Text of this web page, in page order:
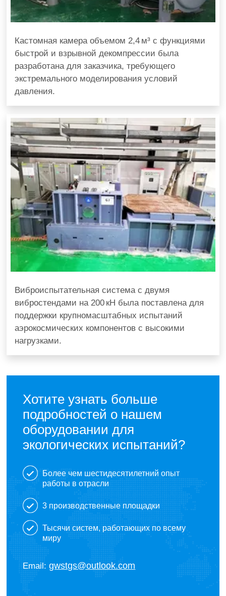
Кастомная камера объемом 2,4 м³ с функциями
быстрой и взрывной декомпрессии была
разработана для заказчика, требующего
экстремального моделирования условий
давления.
Виброиспытательная система с двумя
вибростендами на 200 кН была поставлена для
поддержки крупномасштабных испытаний
аэрокосмических компонентов с высокими
нагрузками.
Хотите узнать больше
подробностей о нашем
оборудовании для
экологических испытаний?
Более чем шестидесятилетний опыт
работы в отрасли
3 производственные площадки
Тысячи систем, работающих по всему
миру
Email:gwstgs@outlook.com